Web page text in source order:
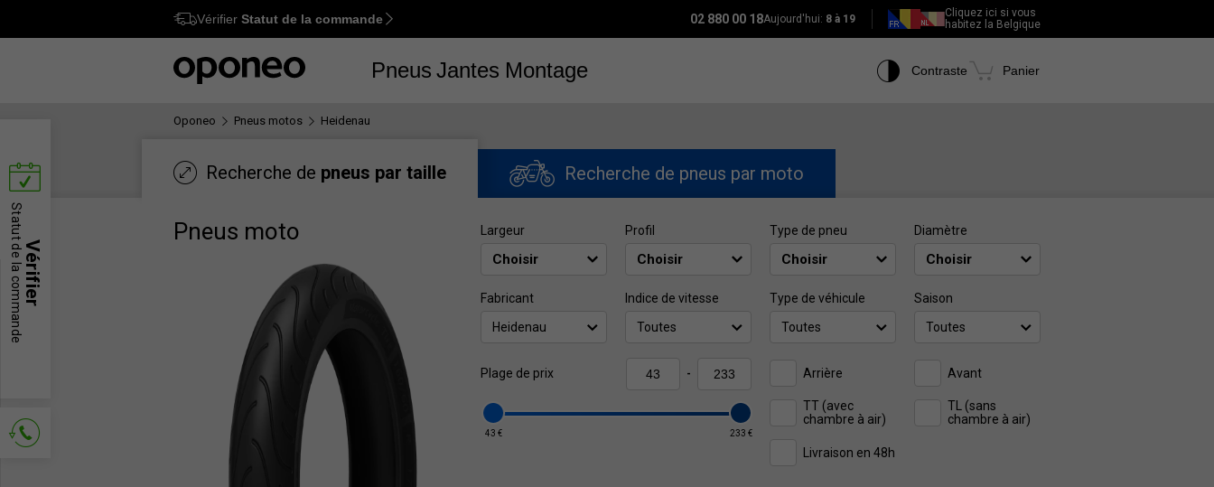
Ctrl M
Vérifier Statut de la commande 02 880 00 18Aujourd'hui: 8 à 19
Cliquez ici si vous
habitez la Belgique
Pneus Jantes Montage Contraste Panier
Oponeo Pneus motos Heidenau
Recherche de pneus par taille Recherche de pneus par moto
Pneus moto Largeur Profil Type de pneu Diamètre
Fabricant
Heidenau
Indice de vitesse
Toutes
Type de véhicule
Toutes
Saison
Toutes
Plage de prix -
43 € 233 €
Arrière Avant
TT (avec
chambre à air)
TL (sans
chambre à air)
Livraison en 48h
Vérifier
Statut de la commande